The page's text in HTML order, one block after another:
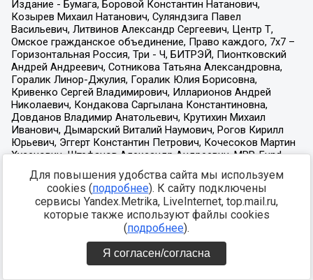
Для повышения удобства сайта мы используем
cookies (подробнее). К сайту подключены
сервисы Yandex.Metrika, LiveInternet, top.mail.ru,
которые также используют файлы cookies
(подробнее).
Я согласен/согласна